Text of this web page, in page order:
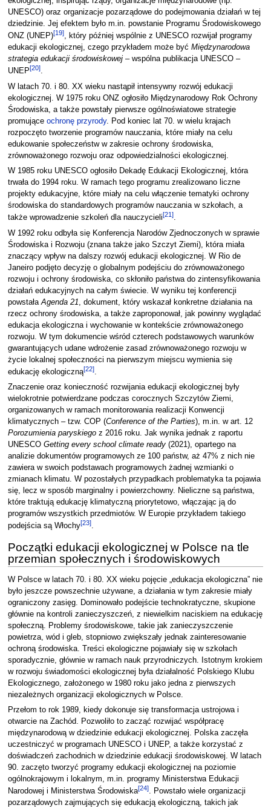
UNESCO) oraz organizacje pozarządowe do podejmowania działań w tej
dziedzinie. Jej efektem było m.in. powstanie Programu Środowiskowego
ONZ (UNEP)[19], który później wspólnie z UNESCO rozwijał programy
edukacji ekologicznej, czego przykładem może być Międzynarodowa
strategia edukacji środowiskowej– wspólna publikacja UNESCO –
UNEP[20].
W latach 70. i 80. XX wieku nastąpił intensywny rozwój edukacji
ekologicznej. W 1975 roku ONZ ogłosiło Międzynarodowy Rok Ochrony
Środowiska, a także powstały pierwsze ogólnoświatowe strategie
promujące ochronę przyrody. Pod koniec lat 70. w wielu krajach
rozpoczęto tworzenie programów nauczania, które miały na celu
edukowanie społeczeństw w zakresie ochrony środowiska,
zrównoważonego rozwoju oraz odpowiedzialności ekologicznej.
W 1985 roku UNESCO ogłosiło Dekadę Edukacji Ekologicznej, która
trwała do 1994 roku. W ramach tego programu zrealizowano liczne
projekty edukacyjne, które miały na celu włączenie tematyki ochrony
środowiska do standardowych programów nauczania w szkołach, a
także wprowadzenie szkoleń dla nauczycieli[21].
W 1992 roku odbyła się Konferencja Narodów Zjednoczonych w sprawie
Środowiska i Rozwoju (znana także jako Szczyt Ziemi), która miała
znaczący wpływ na dalszy rozwój edukacji ekologicznej. W Rio de
Janeiro podjęto decyzję o globalnym podejściu do zrównoważonego
rozwoju i ochrony środowiska, co skłoniło państwa do zintensyfikowania
działań edukacyjnych na całym świecie. W wyniku tej konferencji
powstała Agenda 21 , dokument, który wskazał konkretne działania na
rzecz ochrony środowiska, a także zaproponował, jak powinny wyglądać
edukacja ekologiczna i wychowanie w kontekście zrównoważonego
rozwoju. W tym dokumencie wśród czterech podstawowych warunków
gwarantujących udane wdrożenie zasad zrównoważonego rozwoju w
życie lokalnej społeczności na pierwszym miejscu wymienia się
edukację ekologiczną[22].
Znaczenie oraz konieczność rozwijania edukacji ekologicznej były
wielokrotnie potwierdzane podczas corocznych Szczytów Ziemi,
organizowanych w ramach monitorowania realizacji Konwencji
klimatycznych – tzw. COP (Conference of the Parties), m.in. w art. 12
Porozumienia paryskiegoz 2016 roku. Jak wynika jednak z raportu
UNESCO Getting every school climate ready(2021), opartego na
analizie dokumentów programowych ze 100 państw, aż 47% z nich nie
zawiera w swoich podstawach programowych żadnej wzmianki o
zmianach klimatu. W pozostałych przypadkach problematyka ta pojawia
się, lecz w sposób marginalny i powierzchowny. Nieliczne są państwa,
które traktują edukację klimatyczną priorytetowo, włączając ją do
programów wszystkich przedmiotów. W Europie przykładem takiego
podejścia są Włochy[23].
Początki edukacji ekologicznej w Polsce na tle
przemian społecznych i środowiskowych
W Polsce w latach 70. i 80. XX wieku pojęcie „edukacja ekologiczna” nie
było jeszcze powszechnie używane, a działania w tym zakresie miały
ograniczony zasięg. Dominowało podejście technokratyczne, skupione
głównie na kontroli zanieczyszczeń, z niewielkim naciskiem na edukację
społeczną. Problemy środowiskowe, takie jak zanieczyszczenie
powietrza, wód i gleb, stopniowo zwiększały jednak zainteresowanie
ochroną środowiska. Treści ekologiczne pojawiały się w szkołach
sporadycznie, głównie w ramach nauk przyrodniczych. Istotnym krokiem
w rozwoju świadomości ekologicznej była działalność Polskiego Klubu
Ekologicznego, założonego w 1980 roku jako jedna z pierwszych
niezależnych organizacji ekologicznych w Polsce.
Przełom to rok 1989, kiedy dokonuje się transformacja ustrojowa i
otwarcie na Zachód. Pozwoliło to zacząć rozwijać współpracę
międzynarodową w dziedzinie edukacji ekologicznej. Polska zaczęła
uczestniczyć w programach UNESCO i UNEP, a także korzystać z
doświadczeń zachodnich w dziedzinie edukacji środowiskowej. W latach
90. zaczęto tworzyć programy edukacji ekologicznej na poziomie
ogólnokrajowym i lokalnym, m.in. programy Ministerstwa Edukacji
Narodowej i Ministerstwa Środowiska[24]. Powstało wiele organizacji
pozarządowych zajmujących się edukacją ekologiczną, takich jak